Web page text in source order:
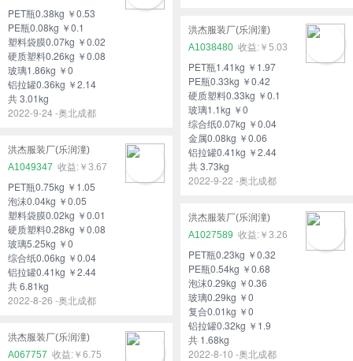
PET瓶0.38kg ￥0.53
PE瓶0.08kg ￥0.1
塑料袋膜0.07kg ￥0.02
硬质塑料0.26kg ￥0.08
玻璃1.86kg ￥0
铝拉罐0.36kg ￥2.14
共 3.01kg
2022-9-24 -奥北成都
洪杰服装厂(乐润潼)
A1038480
￥5.03
PET瓶1.41kg ￥1.97
PE瓶0.33kg ￥0.42
硬质塑料0.33kg ￥0.1
玻璃1.1kg ￥0
综合纸0.07kg ￥0.04
金属0.08kg ￥0.06
铝拉罐0.41kg ￥2.44
共 3.73kg
2022-9-22 -奥北成都
洪杰服装厂(乐润潼)
A1049347
￥3.67
PET瓶0.75kg ￥1.05
泡沫0.04kg ￥0.05
塑料袋膜0.02kg ￥0.01
硬质塑料0.28kg ￥0.08
玻璃5.25kg ￥0
综合纸0.06kg ￥0.04
铝拉罐0.41kg ￥2.44
共 6.81kg
2022-8-26 -奥北成都
洪杰服装厂(乐润潼)
A1027589
￥3.26
PET瓶0.23kg ￥0.32
PE瓶0.54kg ￥0.68
泡沫0.29kg ￥0.36
玻璃0.29kg ￥0
复合0.01kg ￥0
铝拉罐0.32kg ￥1.9
共 1.68kg
2022-8-10 -奥北成都
洪杰服装厂(乐润潼)
A067757
￥6.75